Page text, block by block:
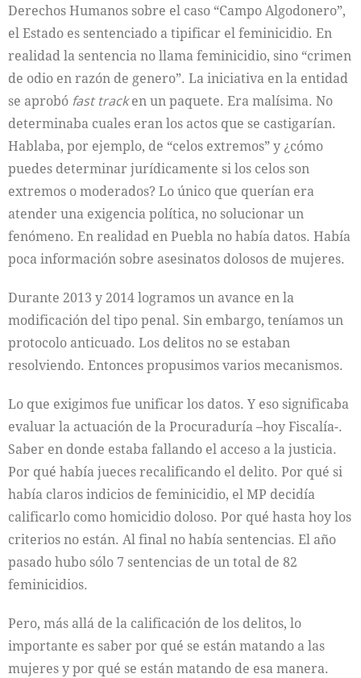
Derechos Humanos sobre el caso “Campo Algodonero”,
el Estado es sentenciado a tipificar el feminicidio. En
realidad la sentencia no llama feminicidio, sino “crimen
de odio en razón de genero”. La iniciativa en la entidad
se aprobó fast tracken un paquete. Era malísima. No
determinaba cuales eran los actos que se castigarían.
Hablaba, por ejemplo, de “celos extremos” y ¿cómo
puedes determinar jurídicamente si los celos son
extremos o moderados? Lo único que querían era
atender una exigencia política, no solucionar un
fenómeno. En realidad en Puebla no había datos. Había
poca información sobre asesinatos dolosos de mujeres.
Durante 2013 y 2014 logramos un avance en la
modificación del tipo penal. Sin embargo, teníamos un
protocolo anticuado. Los delitos no se estaban
resolviendo. Entonces propusimos varios mecanismos.
Lo que exigimos fue unificar los datos. Y eso significaba
evaluar la actuación de la Procuraduría –hoy Fiscalía-.
Saber en donde estaba fallando el acceso a la justicia.
Por qué había jueces recalificando el delito. Por qué si
había claros indicios de feminicidio, el MP decidía
calificarlo como homicidio doloso. Por qué hasta hoy los
criterios no están. Al final no había sentencias. El año
pasado hubo sólo 7 sentencias de un total de 82
feminicidios.
Pero, más allá de la calificación de los delitos, lo
importante es saber por qué se están matando a las
mujeres y por qué se están matando de esa manera.